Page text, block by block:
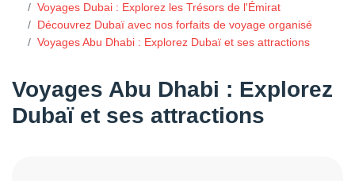
Voyages Dubai : Explorez les Trésors de l'Émirat
Découvrez Dubaï avec nos forfaits de voyage organisé
Voyages Abu Dhabi : Explorez Dubaï et ses attractions
Voyages Abu Dhabi : Explorez
Dubaï et ses attractions